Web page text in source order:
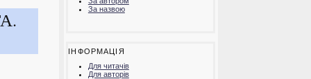
За назвою
ІНФОРМАЦІЯ
Для читачів
Для авторів